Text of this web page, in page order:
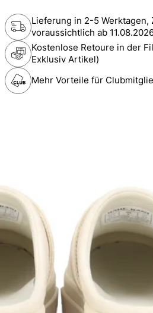
Lieferung in 2-5 Werktagen,
voraussichtlich ab
Kostenlose Retoure in der
Exklusiv Artikel)
Mehr Vorteile für